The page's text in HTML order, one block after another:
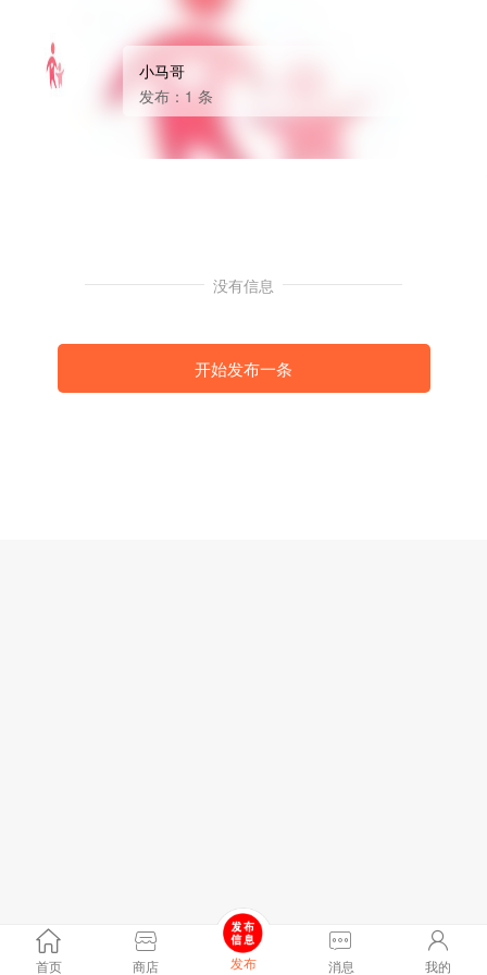
小马哥
发布：1 条
没有信息
开始发布一条
首页 商店 发布 消息 我的